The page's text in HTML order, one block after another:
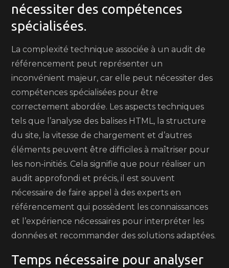
nécessiter des compétences
spécialisées.
La complexité technique associée à un audit de
référencement peut représenter un
inconvénient majeur, car elle peut nécessiter des
compétences spécialisées pour être
correctement abordée. Les aspects techniques
tels que l’analyse des balises HTML, la structure
du site, la vitesse de chargement et d’autres
éléments peuvent être difficiles à maîtriser pour
les non-initiés. Cela signifie que pour réaliser un
audit approfondi et précis, il est souvent
nécessaire de faire appel à des experts en
référencement qui possèdent les connaissances
et l’expérience nécessaires pour interpréter les
données et recommander des solutions adaptées.
Temps nécessaire pour analyser